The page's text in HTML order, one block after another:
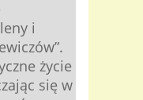
i
życie
się w